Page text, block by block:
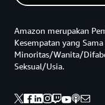
Amazon merupakan
Kesempatan yang
Minoritas/Wanita/
Seksual/Usia.